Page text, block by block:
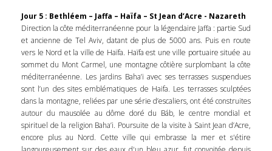
Jour 5 : Bethléem – Jaffa – Haïfa – St Jean d’Acre - Nazareth
Direction la côte méditerranéenne pour la légendaire Jaffa : partie Sud
et ancienne de Tel Aviv, datant de plus de 5000 ans. Puis en route
vers le Nord et la ville de Haïfa. Haïfa est une ville portuaire située au
sommet du Mont Carmel, une montagne côtière surplombant la côte
méditerranéenne. Les jardins Baha’i avec ses terrasses suspendues
sont l’un des sites emblématiques de Haifa. Les terrasses sculptées
dans la montagne, reliées par une série d’escaliers, ont été construites
autour du mausolée au dôme doré du Báb, le centre mondial et
spirituel de la religion Baha’i. Poursuite de la visite à Saint Jean d’Acre,
encore plus au Nord. Cette ville qui embrasse la mer et s'étire